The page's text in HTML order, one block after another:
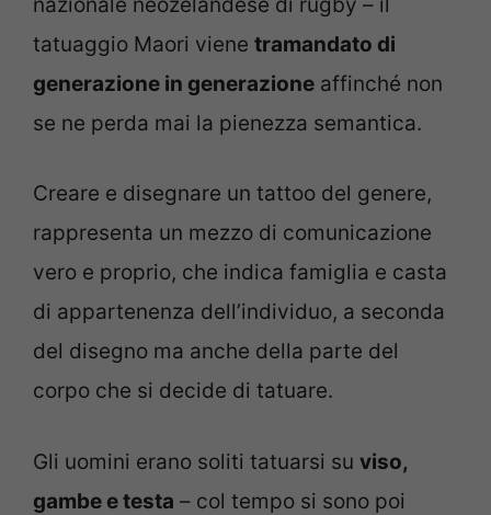
tatuaggio Maori viene tramandato di
generazione in generazione affinché non
se ne perda mai la pienezza semantica.
Creare e disegnare un tattoo del genere,
rappresenta un mezzo di comunicazione
vero e proprio, che indica famiglia e casta
di appartenenza dell’individuo, a seconda
del disegno ma anche della parte del
corpo che si decide di tatuare.
Gli uomini erano soliti tatuarsi su viso,
gambe e testa – col tempo si sono poi